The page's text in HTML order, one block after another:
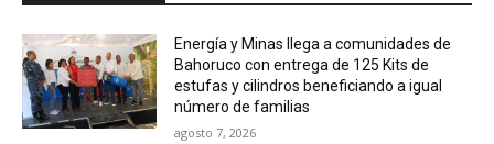
Energía y Minas llega a comunidades de
Bahoruco con entrega de 125 Kits de
estufas y cilindros beneficiando a igual
número de familias
agosto 7, 2026